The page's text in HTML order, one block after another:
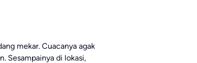
mekar. Cuacanya agak
Sesampainya di lokasi,